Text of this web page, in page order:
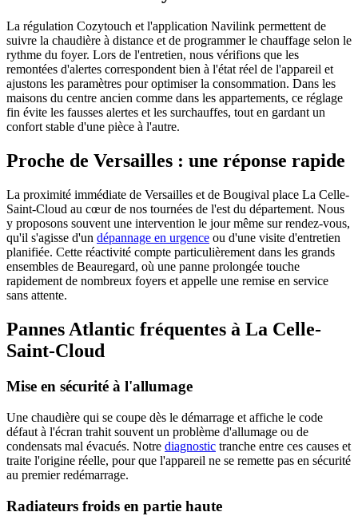
La régulation Cozytouch et l'application Navilink permettent de
suivre la chaudière à distance et de programmer le chauffage selon le
rythme du foyer. Lors de l'entretien, nous vérifions que les
remontées d'alertes correspondent bien à l'état réel de l'appareil et
ajustons les paramètres pour optimiser la consommation. Dans les
maisons du centre ancien comme dans les appartements, ce réglage
fin évite les fausses alertes et les surchauffes, tout en gardant un
confort stable d'une pièce à l'autre.
Proche de Versailles : une réponse rapide
La proximité immédiate de Versailles et de Bougival place La Celle-
Saint-Cloud au cœur de nos tournées de l'est du département. Nous
y proposons souvent une intervention le jour même sur rendez-vous,
qu'il s'agisse d'un dépannage en urgence ou d'une visite d'entretien
planifiée. Cette réactivité compte particulièrement dans les grands
ensembles de Beauregard, où une panne prolongée touche
rapidement de nombreux foyers et appelle une remise en service
sans attente.
Pannes Atlantic fréquentes à La Celle-
Saint-Cloud
Mise en sécurité à l'allumage
Une chaudière qui se coupe dès le démarrage et affiche le code
défaut à l'écran trahit souvent un problème d'allumage ou de
condensats mal évacués. Notre diagnostic tranche entre ces causes et
traite l'origine réelle, pour que l'appareil ne se remette pas en sécurité
au premier redémarrage.
Radiateurs froids en partie haute